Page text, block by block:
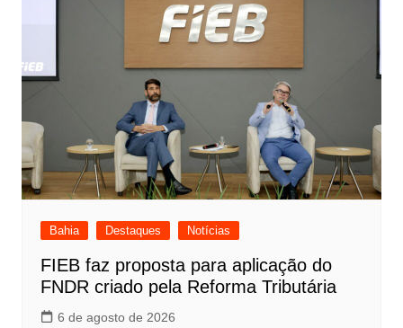
Bahia Destaques Notícias
FIEB faz proposta para aplicação do
FNDR criado pela Reforma Tributária
6 de agosto de 2026